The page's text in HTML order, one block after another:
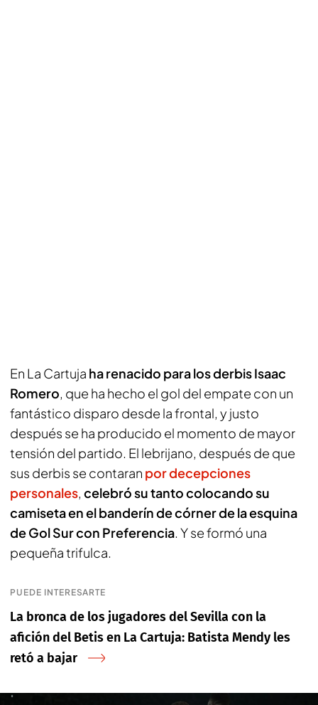
En La Cartuja ha renacido para los derbis Isaac
Romero, que ha hecho el gol del empate con un
fantástico disparo desde la frontal, y justo
después se ha producido el momento de mayor
tensión del partido. El lebrijano, después de que
sus derbis se contaran por decepciones
personales, celebró su tanto colocando su
camiseta en el banderín de córner de la esquina
de Gol Sur con Preferencia. Y se formó una
pequeña trifulca.
PUEDE INTERESARTE
La bronca de los jugadores del Sevilla con la
afición del Betis en La Cartuja: Batista Mendy les
retó a bajar